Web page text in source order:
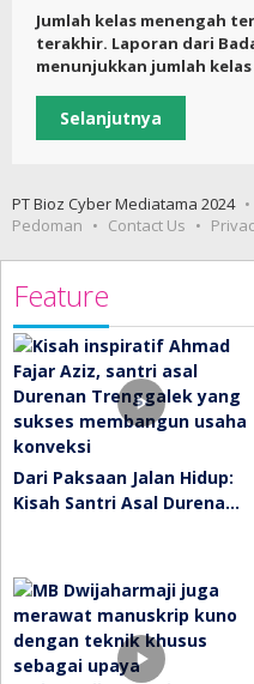
Jumlah kelas menengah
terakhir. Laporan dari
menunjukkan jumlah
Selanjutnya
PT Bioz Cyber Mediatama 2024
Pedoman
Contact Us
Feature
Dari Paksaan Jalan Hidup:
Kisah Santri Asal Durena…